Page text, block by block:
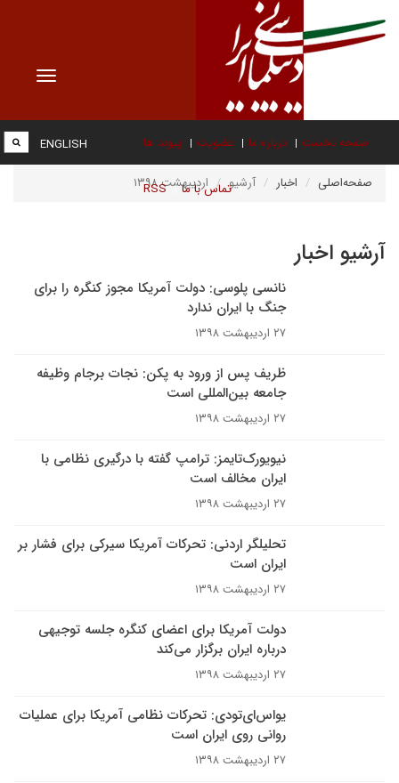
Toggle
صفحه نخست درباره ما عضویت پیوند ها
تماس با ما RSS
ENGLISH
صفحه‌اصلی اخبار آرشیو اردیبهشت ۱۳۹۸
آرشیو اخبار
نانسی پلوسی: دولت آمریکا مجوز کنگره را برای
جنگ با ایران ندارد
۲۷ اردیبهشت ۱۳۹۸
ظریف پس از ورود به پکن: نجات برجام وظیفه
جامعه بین‌المللی است
۲۷ اردیبهشت ۱۳۹۸
نیویورک‌تایمز: ترامپ گفته با درگیری نظامی با
ایران مخالف است
۲۷ اردیبهشت ۱۳۹۸
تحلیلگر اردنی: تحرکات آمریکا سیرکی برای فشار بر
ایران است
۲۷ اردیبهشت ۱۳۹۸
دولت آمریکا برای اعضای کنگره جلسه توجیهی
درباره ایران برگزار می‌کند
۲۷ اردیبهشت ۱۳۹۸
یو‌اس‌ای‌تودی: تحرکات نظامی آمریکا برای عملیات
روانی روی ایران است
۲۷ اردیبهشت ۱۳۹۸